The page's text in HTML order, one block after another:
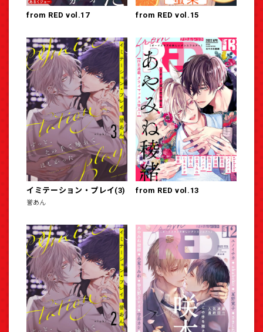
from RED vol.17 from RED vol.15
イミテーション・プレイ(3)
誉あん
from RED vol.13